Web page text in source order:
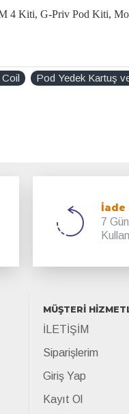
4 Kiti, G-Priv Pod Kiti,
Pod Yedek Kartuş
İade
7
MÜŞTERİ
İLETİŞİM
Siparişlerim
Giriş Yap
Kayıt Ol